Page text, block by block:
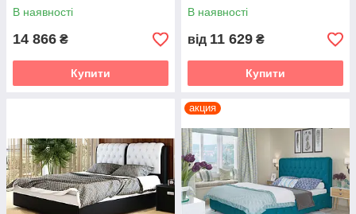
В наявності
14 866 ₴
Купити
В наявності
від 11 629 ₴
Купити
акция